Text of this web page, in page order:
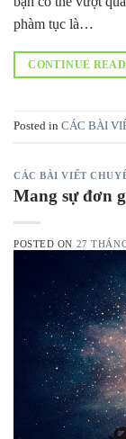
phàm tục là…
CONTINUE
Posted in CÁC BÀI
CÁC BÀI VIẾT
Mang sự đơn
POSTED ON 27